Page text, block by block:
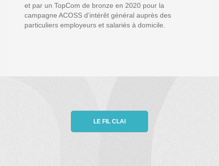
et par un TopCom de bronze en 2020 pour la
campagne ACOSS d’intérêt général auprès des
particuliers employeurs et salariés à domicile
LE FIL CLAI